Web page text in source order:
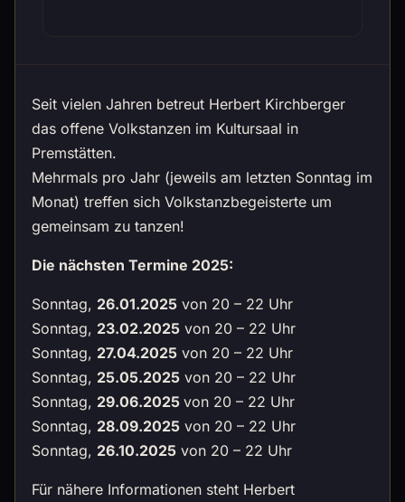
Seit vielen Jahren betreut Herbert Kirchberger
das offene Volkstanzen im Kultursaal in
Premstätten.
Mehrmals pro Jahr (jeweils am letzten Sonntag im
Monat) treffen sich Volkstanzbegeisterte um
gemeinsam zu tanzen!
Die nächsten Termine 2025:
Sonntag, 26.01.2025 von 20 – 22 Uhr
Sonntag, 23.02.2025 von 20 – 22 Uhr
Sonntag, 27.04.2025 von 20 – 22 Uhr
Sonntag, 25.05.2025 von 20 – 22 Uhr
Sonntag, 29.06.2025 von 20 – 22 Uhr
Sonntag, 28.09.2025 von 20 – 22 Uhr
Sonntag, 26.10.2025 von 20 – 22 Uhr
Für nähere Informationen steht Herbert